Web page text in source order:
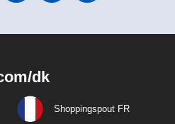
dk
Shoppingspout FR